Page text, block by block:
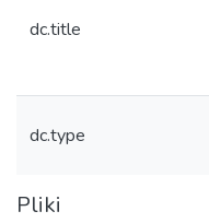
dc.title
dc.type
Pliki